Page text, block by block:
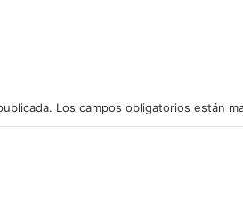
Los campos obligatorios están